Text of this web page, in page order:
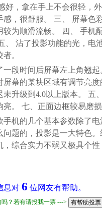
好，拿在手上不会很轻，
感，很舒服。 三、 屏幕色
较为顺滑流畅。 四、 手机
、 沾了投影功能的光，电
。
一段时间后屏幕左上角翘
屏幕的某块区域有调节亮
未升级到4.0以上版本。 五
亮。 七、正面边框较易磨
手机的几个基本参数除了
问题的，投影是一大特色
，综合实力不弱又极具个
息对 6 位网友有帮助。
？若有请投我一票 --->